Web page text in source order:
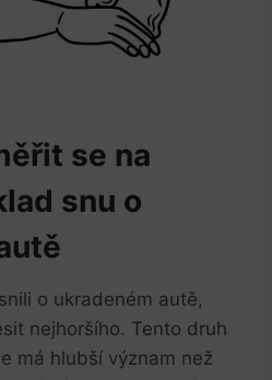
se na
snu o​
o ukradeném autě,⁤
nejhoršího. Tento druh
má‌ hlubší význam⁢ než